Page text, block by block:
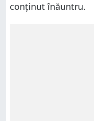
conținut înăuntru.